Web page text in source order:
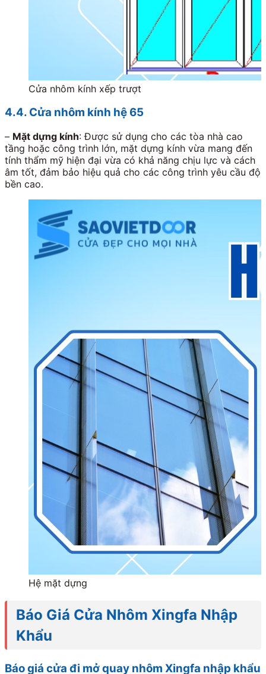
Cửa nhôm kính xếp trượt
4.4. Cửa nhôm kính hệ 65
– Mặt dựng kính: Được sử dụng cho các tòa nhà cao
tầng hoặc công trình lớn, mặt dựng kính vừa mang đến
tính thẩm mỹ hiện đại vừa có khả năng chịu lực và cách
âm tốt, đảm bảo hiệu quả cho các công trình yêu cầu độ
bền cao.
Hệ mặt dựng
Báo Giá Cửa Nhôm Xingfa Nhập
Khẩu
Báo giá cửa đi mở quay nhôm Xingfa nhập khẩu